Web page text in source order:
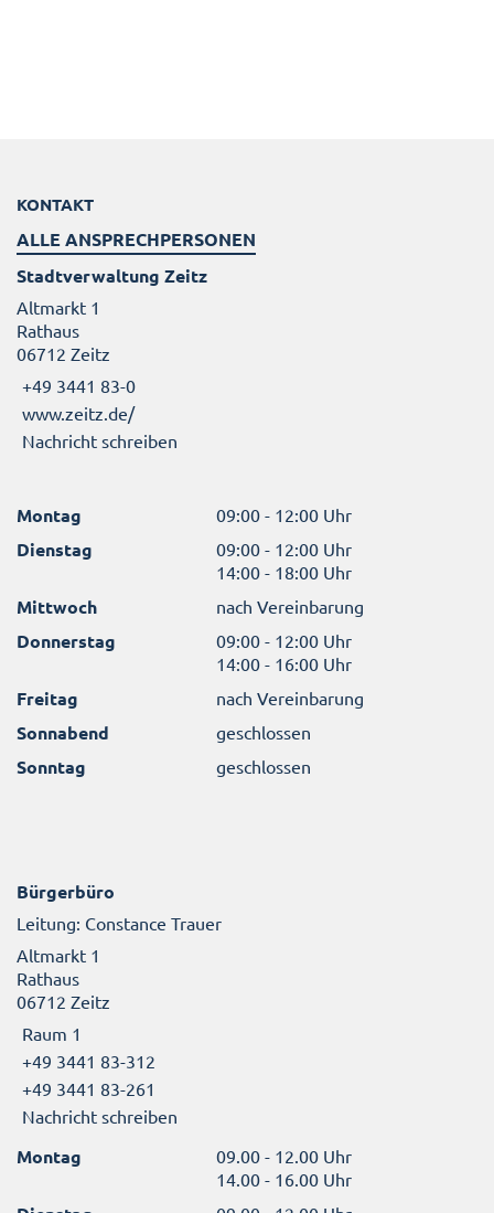
KONTAKT
ALLE ANSPRECHPERSONEN
Stadtverwaltung Zeitz
Altmarkt 1
Rathaus
06712 Zeitz
+49 3441 83-0
www.zeitz.de/
Nachricht schreiben
Montag 09:00 - 12:00 Uhr
Dienstag
09:00 - 12:00 Uhr
14:00 - 18:00 Uhr
Mittwoch nach Vereinbarung
Donnerstag
09:00 - 12:00 Uhr
14:00 - 16:00 Uhr
Freitag nach Vereinbarung
Sonnabend geschlossen
Sonntag geschlossen
Bürgerbüro
Leitung: Constance Trauer
Altmarkt 1
Rathaus
06712 Zeitz
Raum 1
+49 3441 83-312
+49 3441 83-261
Nachricht schreiben
Montag
09.00 - 12.00 Uhr
14.00 - 16.00 Uhr